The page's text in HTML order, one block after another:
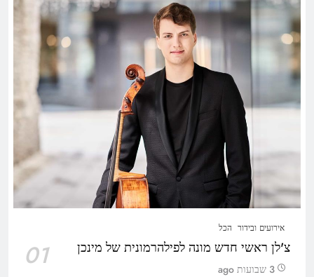
אירועים ובידור הכל
צ'לן ראשי חדש מונה לפילהרמונית של מינכן 01 3 שבועות ago